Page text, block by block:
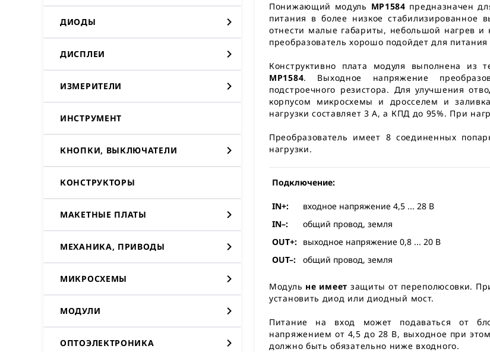
ДИОДЫ
ДИСПЛЕИ
ИЗМЕРИТЕЛИ
ИНСТРУМЕНТ
КНОПКИ, ВЫКЛЮЧАТЕЛИ
КОНСТРУКТОРЫ
МАКЕТНЫЕ ПЛАТЫ
МЕХАНИКА, ПРИВОДЫ
МИКРОСХЕМЫ
МОДУЛИ
ОПТОЭЛЕКТРОНИКА
Понижающий модуль MP1584 предназначен
питания в более низкое
отнести малые габариты, небольшой нагрев и
преобразователь хорошо подойдет для
Конструктивно плата модуля выполнена из
MP1584. Выходное напряжение
подстроечного резистора. Для улучшения
корпусом микросхемы и дросселем и
нагрузки составляет 3 А, а КПД до 95%. При
Преобразователь имеет 8 соединенных
нагрузки.
Подключение:
IN+:
входное напряжение 4,5 ... 28 В
IN–:
общий провод, земля
OUT+: выходное напряжение 0,8 ... 20 В
OUT–:
общий провод, земля
Модуль не имеет защиты от переполюсовки.
установить диод или диодный мост.
Питание на вход может подаваться от
напряжением от 4,5 до 28 В, выходное при
должно быть обязательно ниже входного.